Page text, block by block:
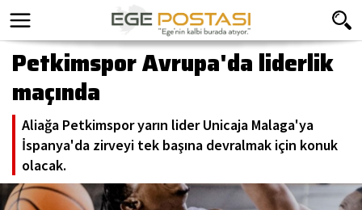
Petkimspor Avrupa'da liderlik
maçında
Aliağa Petkimspor yarın lider Unicaja Malaga'ya
İspanya'da zirveyi tek başına devralmak için konuk
olacak.